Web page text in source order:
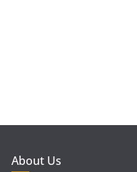
About Us